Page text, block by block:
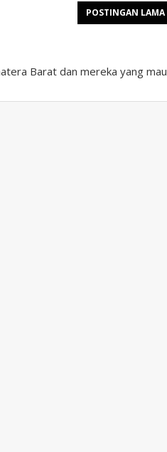
POSTINGAN LAMA
Barat dan mereka yang mau